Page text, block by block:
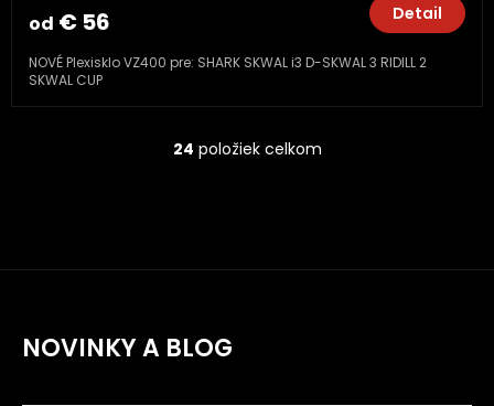
od € 56 Detail
NOVÉ Plexisklo VZ400 pre: SHARK SKWAL i3 D-SKWAL 3 RIDILL 2
SKWAL CUP
O
a
24 položiek celkom
NOVINKY A BLOG